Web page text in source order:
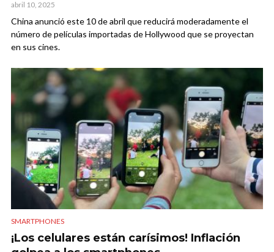
abril 10, 2025
China anunció este 10 de abril que reducirá moderadamente el
número de películas importadas de Hollywood que se proyectan
en sus cines.
SMARTPHONES
¡Los celulares están carísimos! Inflación